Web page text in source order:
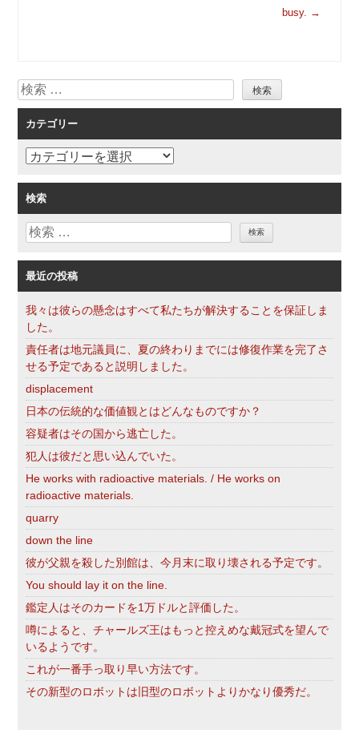
ー
シ
ョ
ン
busy. →
検
索
カテゴリー
カ
ゴ
リ
ー
検索
検
最近の投稿
我々は彼らの懸念はすべて私たちが解決することを保証しま
した。
責任者は地元議員に、夏の終わりまでには修復作業を完了さ
せる予定であると説明しました。
displacement
日本の伝統的な価値観とはどんなものですか？
容疑者はその国から逃亡した。
犯人は彼だと思い込んでいた。
He works with radioactive materials. / He works on
radioactive materials.
quarry
down the line
彼が父親を殺した別館は、今月末に取り壊される予定です。
You should lay it on the line.
鑑定人はそのカードを1万ドルと評価した。
噂によると、チャールズ王はもっと控えめな戴冠式を望んで
いるようです。
これが一番手っ取り早い方法です。
その新型のロボットは旧型のロボットよりかなり優秀だ。